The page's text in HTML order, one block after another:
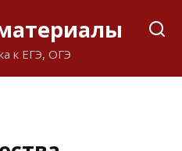
к ЕГЭ, ОГЭ